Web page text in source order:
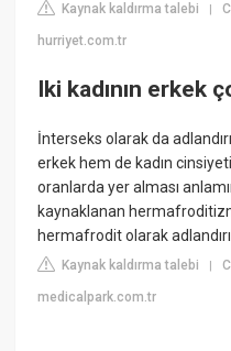
Kaynak kaldırma talebi |
hurriyet.com.tr
Iki kadının erkek
İnterseks olarak da
erkek hem de kadın
oranlarda yer alması
kaynaklanan
hermafrodit olarak
Kaynak kaldırma talebi |
medicalpark.com.tr